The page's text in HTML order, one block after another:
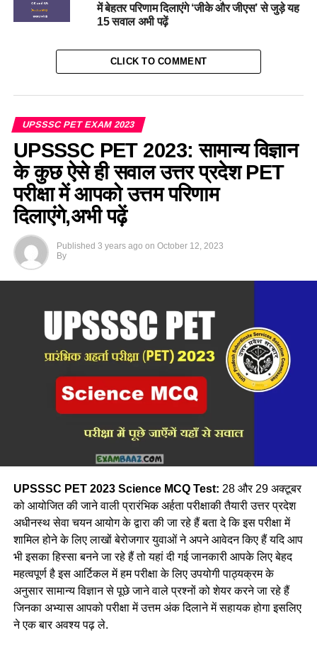
में बेहतर परिणाम दिलाएंगे ‘जीके और जीएस’ से जुड़े यह
15 सवाल अभी पढ़ें
CLICK TO COMMENT
UPSSSC PET EXAM 2023
UPSSSC PET 2023: सामान्य विज्ञान
के कुछ ऐसे ही सवाल उत्तर प्रदेश PET
परीक्षा में आपको उत्तम परिणाम
दिलाएंगे,अभी पढ़ें
Published 3 years ago on October 12, 2023
By
UPSSSC PET 2023 Science MCQ Test: 28 और 29 अक्टूबर
को आयोजित की जाने वाली प्रारंभिक अर्हता परीक्षाकी तैयारी उत्तर प्रदेश
अधीनस्थ सेवा चयन आयोग के द्वारा की जा रहे हैं बता दे कि इस परीक्षा में
शामिल होने के लिए लाखों बेरोजगार युवाओं ने अपने आवेदन किए हैं यदि आप
भी इसका हिस्सा बनने जा रहे हैं तो यहां दी गई जानकारी आपके लिए बेहद
महत्वपूर्ण है इस आर्टिकल में हम परीक्षा के लिए उपयोगी पाठ्यक्रम के
अनुसार सामान्य विज्ञान से पूछे जाने वाले प्रश्नों को शेयर करने जा रहे हैं
जिनका अभ्यास आपको परीक्षा में उत्तम अंक दिलाने में सहायक होगा इसलिए
ने एक बार अवश्य पढ़ ले.